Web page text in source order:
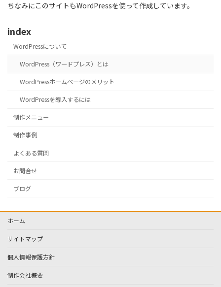
ちなみにこのサイトもWordPressを使って作成しています。
index
WordPressについて
WordPress（ワードプレス）とは
WordPressホームページのメリット
WordPressを導入するには
制作メニュー
制作事例
よくある質問
お問合せ
ブログ
ホーム
サイトマップ
個人情報保護方針
制作会社概要